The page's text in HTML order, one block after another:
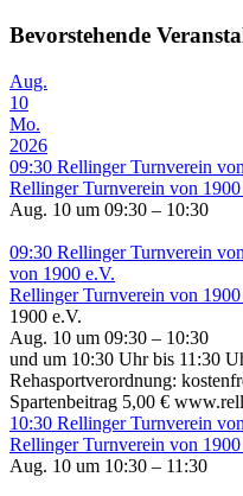
Bevorstehende
Aug.
10
Mo.
2026
09:30 Rellinger Turnverein
Rellinger Turnverein von 1900
Aug. 10 um 09:30 – 10:30
09:30 Rellinger Turnverein
von 1900 e.V.
Rellinger Turnverein von 1900
1900 e.V.
Aug. 10 um 09:30 – 10:30
und um 10:30 Uhr bis 11:30
Rehasportverordnung:
Spartenbeitrag 5,00 €
10:30 Rellinger Turnverein
Rellinger Turnverein von 1900
Aug. 10 um 10:30 – 11:30